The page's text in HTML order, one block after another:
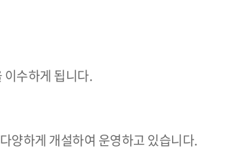
이수하게 됩니다.
양하게 개설하여 운영하고 있습니다.